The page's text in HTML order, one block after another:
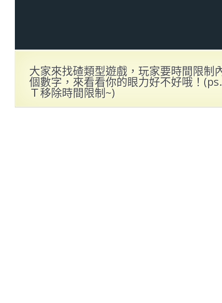
大家來找碴類型遊戲，玩家要時間限制
個數字，來看看你的眼力好不好哦！
Ｔ移除時間限制~)